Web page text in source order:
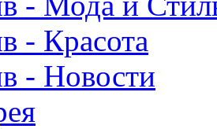
- Красота
- Новости